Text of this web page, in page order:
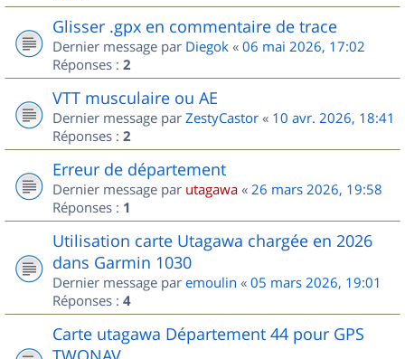
Glisser .gpx en commentaire de trace
Dernier message par Diegok « 06 mai 2026, 17:02
Réponses : 2
VTT musculaire ou AE
Dernier message par ZestyCastor « 10 avr. 2026, 18:41
Réponses : 2
Erreur de département
Dernier message par utagawa « 26 mars 2026, 19:58
Réponses : 1
Utilisation carte Utagawa chargée en 2026
dans Garmin 1030
Dernier message par emoulin « 05 mars 2026, 19:01
Réponses : 4
Carte utagawa Département 44 pour GPS